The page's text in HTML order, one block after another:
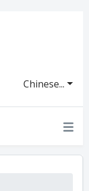
Chinese...